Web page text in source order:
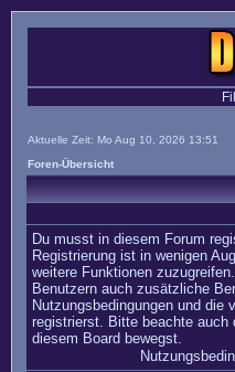
Aktuelle Zeit: Mo Aug 10, 2026 13:51
Foren-Übersicht
Du musst in diesem Forum
Registrierung ist in wenigen
weitere Funktionen
Benutzern auch zusätzliche
Nutzungsbedingungen und die
registrierst. Bitte beachte auch
diesem Board bewegst.